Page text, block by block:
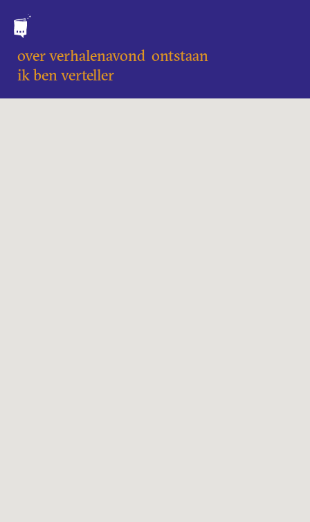
over verhalenavond ontstaan
ik ben verteller